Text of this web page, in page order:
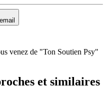
venez de "Ton Soutien Psy"
et similaires